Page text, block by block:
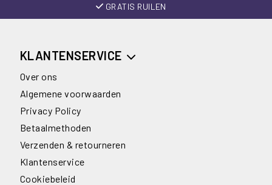
GRATIS RUILEN
KLANTENSERVICE
Over ons
Algemene voorwaarden
Privacy Policy
Betaalmethoden
Verzenden & retourneren
Klantenservice
Cookiebeleid